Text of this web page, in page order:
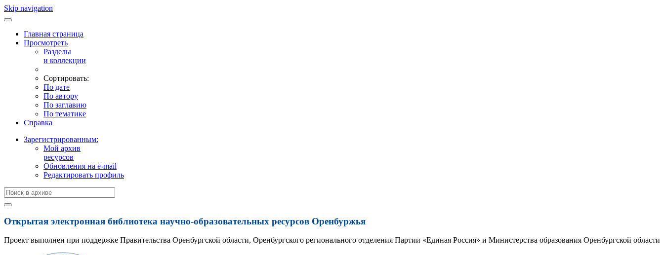
Skip navigation
Главная страница
Просмотреть
Разделы
и коллекции
Сортировать:
По дате
По автору
По заглавию
По тематике
Справка
Зарегистрированным:
Мой архив
ресурсов
Обновления на e-mail
Редактировать профиль
Открытая электронная библиотека научно-образовательных ресурсов Оренбуржья
Проект выполнен при поддержке Правительства Оренбургской области, Оренбургского регионального отделения Партии «Единая Россия» и Министерства образования Оренбургской области